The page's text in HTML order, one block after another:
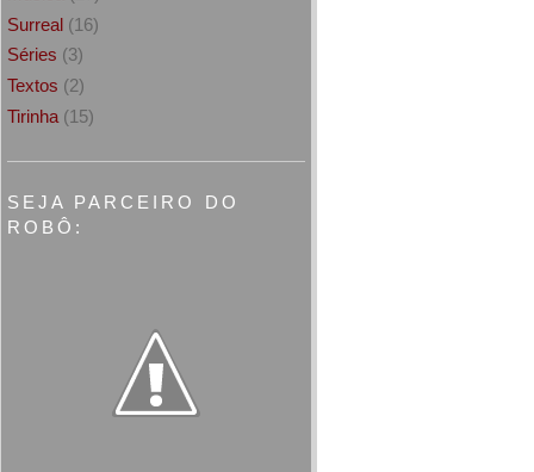
Surreal (16)
Séries (3)
Textos (2)
Tirinha (15)
SEJA PARCEIRO DO
ROBÔ: